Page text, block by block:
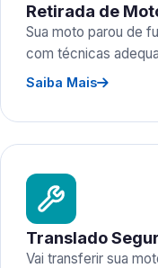
Retirada de
Sua moto parou de
com técnicas
Saiba Mais
Translado
Vai transferir sua